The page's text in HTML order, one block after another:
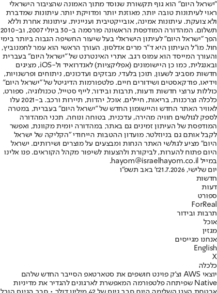
"ישראל היום" הוא גוף תקשורת שנוסד מתוך האמונה שהציבור הישראלי
ראוי לעיתונות טובה יותר, מאוזנת יותר ומדויקת יותר. עיתונות שמדברת
ולא צועקת. עיתונות אמינה, אובייקטיבית ועניינית. עיתונות אחרת וללא
תשלום. המהדורה המודפסת הראשונה פורסמה ב-30 ביולי 2007, וב-2010
הפך "ישראל היום" לעיתון הישראלי בעל שיעור החשיפה הגבוה ביותר בימי
חול. מו"ל העיתון היא ד"ר מרים אדלסון. העורך הראשי הוא עמר לחמנוביץ,
והעורך המייסד הוא עמוס רגב. אתרי האינטרנט של "ישראל היום" בעברית
ובאנגלית, כמו כן היישומונים (אפליקציות) לאנדרואיד ול-iOS, מציגים
חדשות מסביב לשעון, תוכן בלעדי, מבזקים ועדכונים, ניתוחים ופרשנויות,
וידיאו, פודקאסטים ושידורים חיים. פלטפורמות הדיגיטל של "ישראל היום"
כוללות ערוצי חדשות ודעות, תרבות ובידור, לייף סטייל, טכנולוגיה, ספורט,
כלכלה וצרכנות, בריאות, חיילים, אוכל, יהדות, תיירות ורכב. ב-2021 עלו
לאוויר האתר החדש והיישומון החדש של "ישראל היום" בעברית, במטרה
לספק לגולשים חוויה מהירה, עדכנית, בטוחה ונוחה. תכני המהדורה
המודפסת של העיתון זמינים גם באתר, במהדורה יומית מקוונת, ואפשר
לקבל אותם גם בניוזלטר. מועדון ההטבות הייחודי "הקליקה של ישראל
היום" מציע לגולשי האתר הנחות ומבצעים על מוצרים ושירותים. ישראל
היום פתוח להערות, לביקורת ולהצעות לשיפור מקהל הקוראים. פנו אלינו
במייל hayom@israelhayom.co.il.
יום שלישי, 21.7.2026
ז' באב תשפ"ו
חדשות
דעות
ספורט
ForReal
תרבות ובידור
אוכל
מגזין
אנחנו מגייסים
English
X
כלכלה
יוצאי AWS וצ'ק פוינט חושפים את סטארטאפ הסייבר החדש שלהם
Native שפיתחה פלטפורמה המאפשרת לארגונים להגדיר את מדיניות